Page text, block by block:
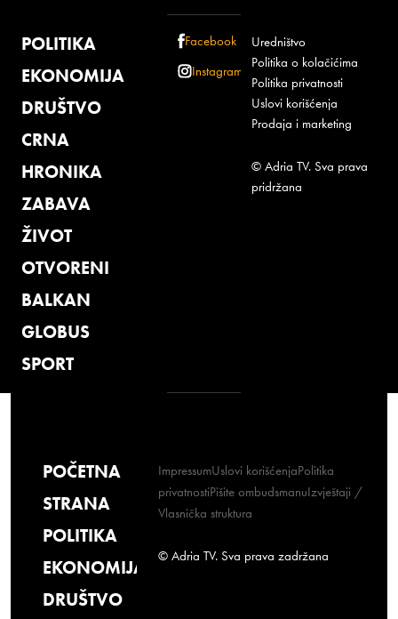
POLITIKA
EKONOMIJA
DRUŠTVO
CRNA
HRONIKA
ZABAVA
ŽIVOT
OTVORENI
BALKAN
GLOBUS
SPORT
Facebook
Instagram
Uredništvo
Politika o kolačićima
Politika privatnosti
Uslovi korišćenja
Prodaja i marketing
© Adria TV. Sva prava
pridržana
POČETNA
STRANA
POLITIKA
EKONOMIJA
DRUŠTVO
ImpressumUslovi korišćenjaPolitika
privatnostiPišite ombudsmanuIzvještaji /
Vlasnička struktura
© Adria TV. Sva prava zadržana